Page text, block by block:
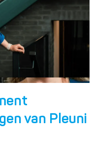
van Pleuni